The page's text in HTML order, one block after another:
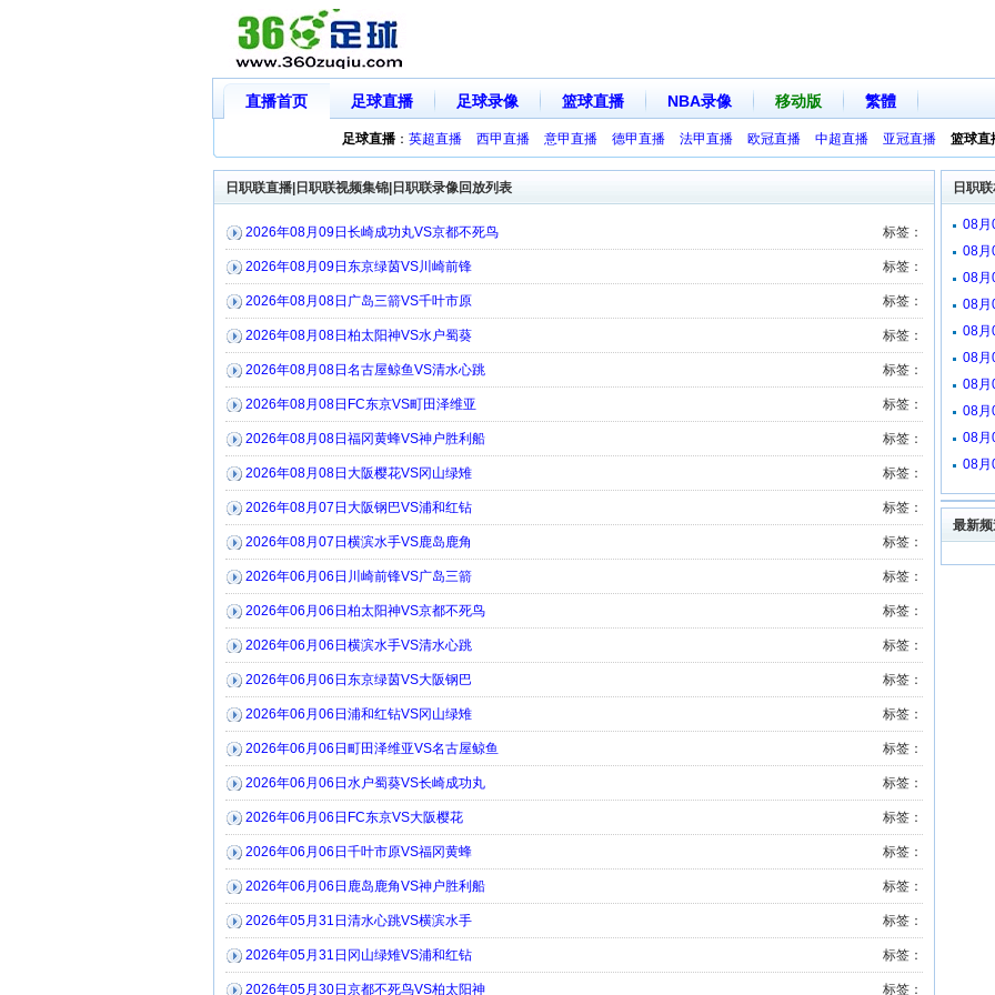
直播首页 足球直播 足球录像 篮球直播 NBA录像 移动版 繁體
足球直播： 英超直播 西甲直播 意甲直播 德甲直播 法甲直播 欧冠直播 中超直播 亚冠直播 篮球直
日职联直播|日职联视频集锦|日职联录像回放列表
标签：
2026年08月09日长崎成功丸VS京都不死鸟
标签：
2026年08月09日东京绿茵VS川崎前锋
标签：
2026年08月08日广岛三箭VS千叶市原
标签：
2026年08月08日柏太阳神VS水户蜀葵
标签：
2026年08月08日名古屋鲸鱼VS清水心跳
标签：
2026年08月08日FC东京VS町田泽维亚
标签：
2026年08月08日福冈黄蜂VS神户胜利船
标签：
2026年08月08日大阪樱花VS冈山绿雉
标签：
2026年08月07日大阪钢巴VS浦和红钻
标签：
2026年08月07日横滨水手VS鹿岛鹿角
标签：
2026年06月06日川崎前锋VS广岛三箭
标签：
2026年06月06日柏太阳神VS京都不死鸟
标签：
2026年06月06日横滨水手VS清水心跳
标签：
2026年06月06日东京绿茵VS大阪钢巴
标签：
2026年06月06日浦和红钻VS冈山绿雉
标签：
2026年06月06日町田泽维亚VS名古屋鲸鱼
标签：
2026年06月06日水户蜀葵VS长崎成功丸
标签：
2026年06月06日FC东京VS大阪樱花
标签：
2026年06月06日千叶市原VS福冈黄蜂
标签：
2026年06月06日鹿岛鹿角VS神户胜利船
标签：
2026年05月31日清水心跳VS横滨水手
标签：
2026年05月31日冈山绿雉VS浦和红钻
标签：
2026年05月30日京都不死鸟VS柏太阳神
日职
08月
08月
08月
08月
08月
08月
08月
08月
08月
08月
最新